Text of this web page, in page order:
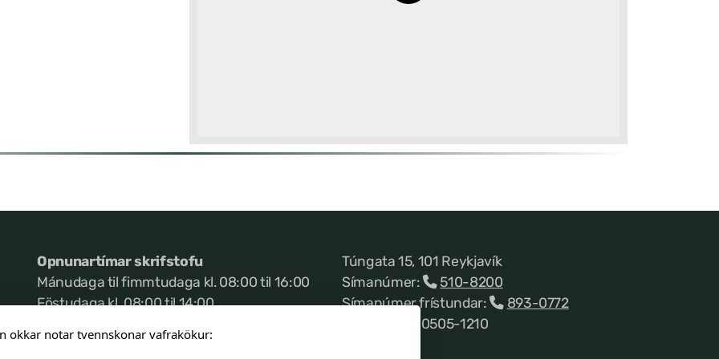
Opnunartímar skrifstofu
Mánudaga til fimmtudaga kl. 08:00 til 16:00
Föstudaga kl. 08:00 til 14:00
Túngata 15, 101 Reykjavík
Símanúmer:
510-8200
Símanúmer frístundar:
893-0772
Kennitala 660505-1210
okkar notar tvennskonar vafrakökur: